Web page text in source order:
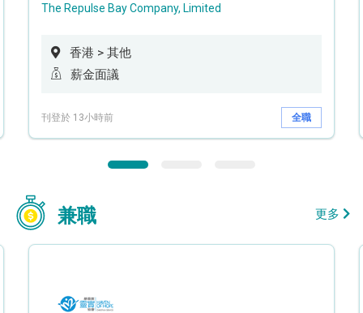
The Repulse Bay Company, Limited
香港 > 其他
薪金面議
刊登於 13小時前 全職
兼職 更多